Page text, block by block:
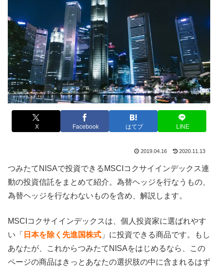
X Facebook はてブ LINE
2019.04.16 2020.11.13
つみたてNISAで投資できるMSCIコクサイインデックス連
動の投資信託をまとめて紹介。為替ヘッジを行なうもの、
為替ヘッジを行なわないものを含め、解説します。
MSCIコクサイインデックスは、個人投資家に選ばれやす
い「 日本を除く先進国株式 」に投資できる商品です。もし
あなたが、これからつみたてNISAをはじめるなら、この
ページの商品はきっとあなたの選択肢の中に含まれるはず